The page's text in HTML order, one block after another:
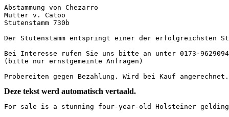
Abstammung von Chezarro
Mutter v. Catoo
Stutenstamm 730b
Der Stutenstamm entspringt einer der erfolgreichsten
Bei Interesse rufen Sie uns bitte an unter 0173-
(bitte nur ernstgemeinte Anfragen)
Probereiten gegen Bezahlung. Wird bei Kauf angerechnet.
Deze tekst werd automatisch vertaald.
For sale is a stunning four-year-old Holsteiner